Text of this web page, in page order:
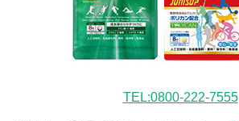
TEL:0800-222-7555